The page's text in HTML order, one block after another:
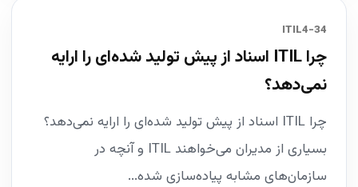
34-ITIL4
چرا ITIL اسناد از پیش تولید شده‌ای را ارایه
نمی‌دهد؟
چرا ITIL اسناد از پیش تولید شده‌ای را ارایه نمی‌دهد؟
بسیاری از مدیران می‌خواهند ITIL و آنچه در
سازمان‌های مشابه پیاده‌سازی شده...